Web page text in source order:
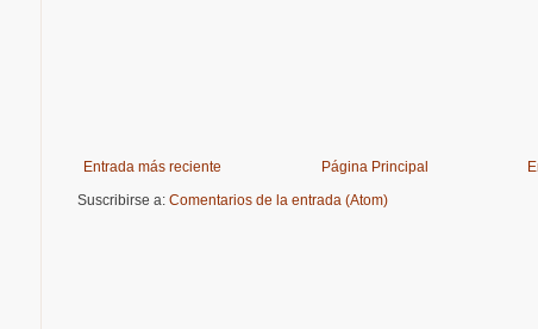
Entrada más reciente
Página Principal
Suscribirse a: Comentarios de la entrada (Atom)